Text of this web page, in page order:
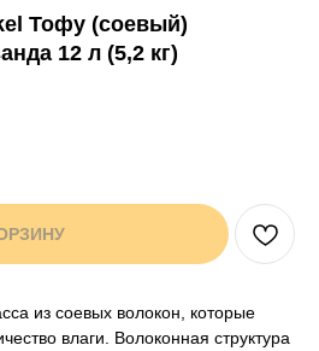
706 407 30 81
в WhatsApp
Тофу (соевый)
12 л (5,2 кг)
из соевых волокон, которые
влаги. Волоконная структура